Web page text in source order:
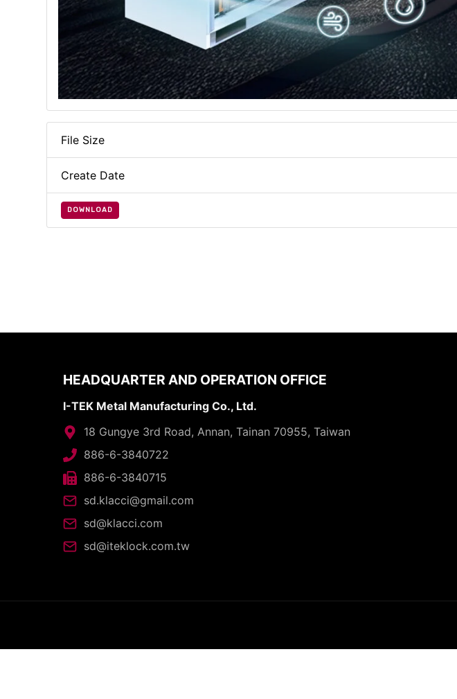
File Size
Create Date
DOWNLOAD
HEADQUARTER AND OPERATION OFFICE
I-TEK Metal Manufacturing Co., Ltd.
18 Gungye 3rd Road, Annan, Tainan 70955, Taiwan
886-6-3840722
886-6-3840715
sd.klacci@gmail.com
sd@klacci.com
sd@iteklock.com.tw